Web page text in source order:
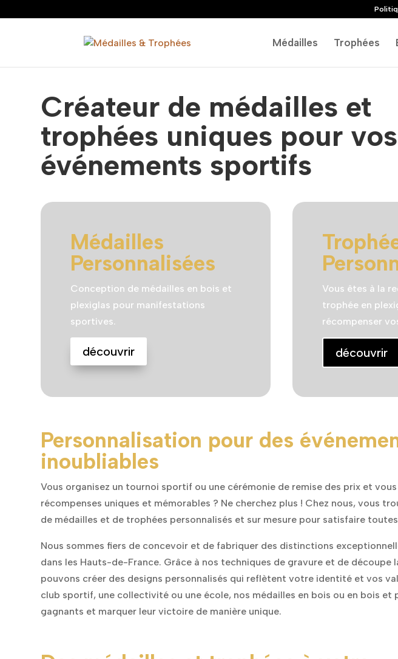
Médailles Trophées
Créateur de médailles et
trophées uniques pour vos
événements sportifs
Médailles
Personnalisées
Conception de médailles en bois et
plexiglas pour manifestations
sportives.
découvrir
Vous êtes à la
trophée en
récompenser
découvrir
Personnalisation pour des
inoubliables
Vous organisez un tournoi sportif ou une cérémonie de remise des prix et
récompenses uniques et mémorables ? Ne cherchez plus ! Chez nous, vous
de médailles et de trophées personnalisés et sur mesure pour satisfaire
Nous sommes fiers de concevoir et de fabriquer des distinctions
dans les Hauts-de-France. Grâce à nos techniques de gravure et de découpe
pouvons créer des designs personnalisés qui reflètent votre identité et vos
club sportif, une collectivité ou une école, nos médailles en bois ou en bois et
gagnants et marquer leur victoire de manière unique.